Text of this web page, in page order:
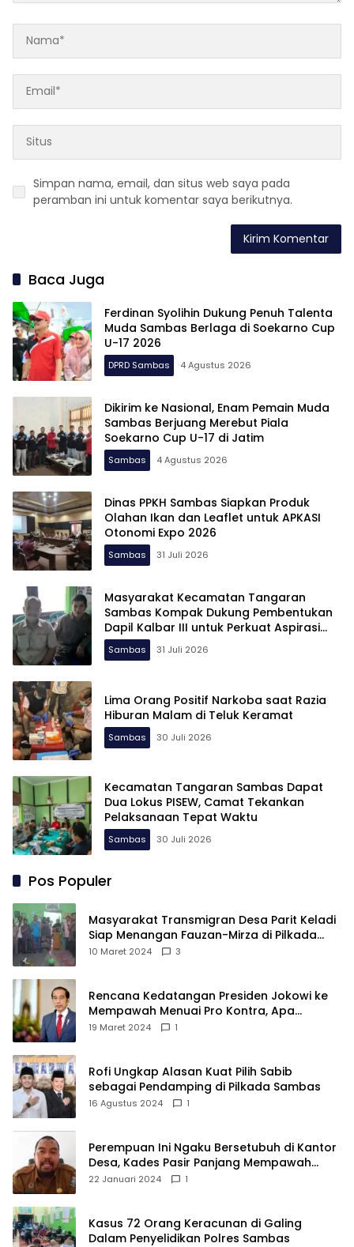
Simpan nama, email, dan situs web saya pada
peramban ini untuk komentar saya berikutnya.
Baca Juga
Ferdinan Syolihin Dukung Penuh Talenta
Muda Sambas Berlaga di Soekarno Cup
U-17 2026
DPRD Sambas 4 Agustus 2026
Dikirim ke Nasional, Enam Pemain Muda
Sambas Berjuang Merebut Piala
Soekarno Cup U-17 di Jatim
Sambas 4 Agustus 2026
Dinas PPKH Sambas Siapkan Produk
Olahan Ikan dan Leaflet untuk APKASI
Otonomi Expo 2026
Sambas 31 Juli 2026
Masyarakat Kecamatan Tangaran
Sambas Kompak Dukung Pembentukan
Dapil Kalbar III untuk Perkuat Aspirasi
Perbatasan
Sambas 31 Juli 2026
Lima Orang Positif Narkoba saat Razia
Hiburan Malam di Teluk Keramat
Sambas 30 Juli 2026
Kecamatan Tangaran Sambas Dapat
Dua Lokus PISEW, Camat Tekankan
Pelaksanaan Tepat Waktu
Sambas 30 Juli 2026
Pos Populer
Masyarakat Transmigran Desa Parit Keladi
Siap Menangan Fauzan-Mirza di Pilkada
Kubu Raya
10 Maret 2024 3
Rencana Kedatangan Presiden Jokowi ke
Mempawah Menuai Pro Kontra, Apa
Sebabnya?
19 Maret 2024 1
Rofi Ungkap Alasan Kuat Pilih Sabib
sebagai Pendamping di Pilkada Sambas
16 Agustus 2024 1
Perempuan Ini Ngaku Bersetubuh di Kantor
Desa, Kades Pasir Panjang Mempawah
Membantah: Silakan Buktikan!
22 Januari 2024 1
Kasus 72 Orang Keracunan di Galing
Dalam Penyelidikan Polres Sambas